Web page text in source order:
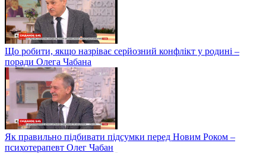
Що робити, якщо назріває серйозний конфлікт у родині –
поради Олега Чабана
Як правильно підбивати підсумки перед Новим Роком –
психотерапевт Олег Чабан